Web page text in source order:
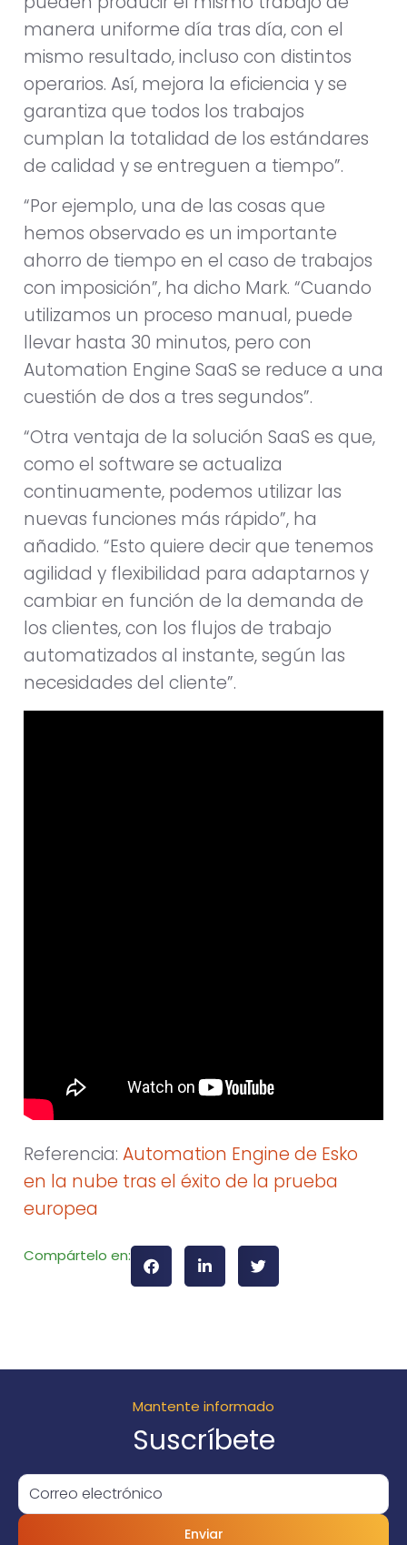
manera uniforme día tras día, con el
mismo resultado, incluso con distintos
operarios. Así, mejora la eficiencia y se
garantiza que todos los trabajos
cumplan la totalidad de los estándares
de calidad y se entreguen a tiempo”.
“Por ejemplo, una de las cosas que
hemos observado es un importante
ahorro de tiempo en el caso de trabajos
con imposición”, ha dicho Mark. “Cuando
utilizamos un proceso manual, puede
llevar hasta 30 minutos, pero con
Automation Engine SaaS se reduce a una
cuestión de dos a tres segundos”.
“Otra ventaja de la solución SaaS es que,
como el software se actualiza
continuamente, podemos utilizar las
nuevas funciones más rápido”, ha
añadido. “Esto quiere decir que tenemos
agilidad y flexibilidad para adaptarnos y
cambiar en función de la demanda de
los clientes, con los flujos de trabajo
automatizados al instante, según las
necesidades del cliente”.
Referencia: Automation Engine de Esko
en la nube tras el éxito de la prueba
europea
Compártelo en:
Mantente informado
Suscríbete
Enviar